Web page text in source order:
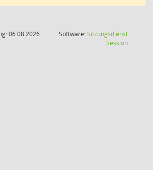
06.08.2026
Software:Sitzungsdienst
Session(Wird in